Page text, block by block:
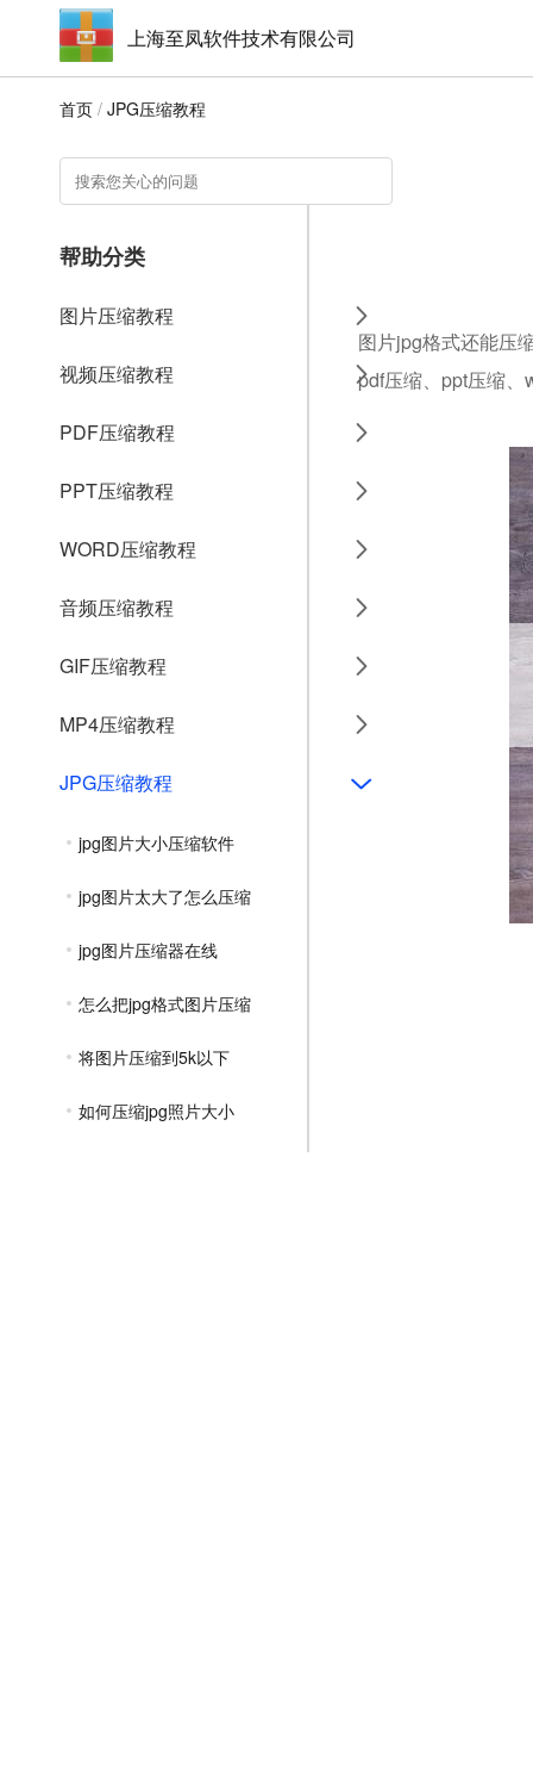
上海至凤软件技术有限公司
首页 / JPG压缩教程
帮助分类
图片压缩教程
视频压缩教程
PDF压缩教程
PPT压缩教程
WORD压缩教程
音频压缩教程
GIF压缩教程
MP4压缩教程
JPG压缩教程
jpg图片大小压缩软件
jpg图片太大了怎么压缩
jpg图片压缩器在线
怎么把jpg格式图片压缩
将图片压缩到5k以下
如何压缩jpg照片大小
图片jpg格式还能压
pdf压缩、ppt压缩